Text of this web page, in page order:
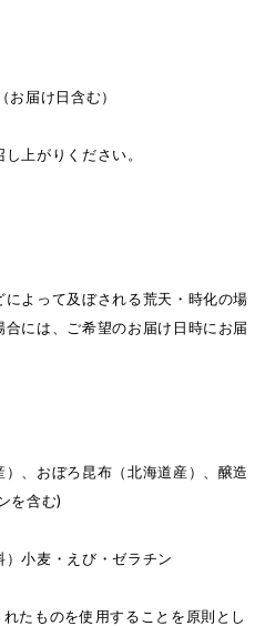
お届け日含む）
上がりください。
よって及ぼされる荒天・時化の場
には、ご希望のお届け日時にお届
、おぼろ昆布（北海道産）、醸造
を含む)
）小麦・えび・ゼラチン
たものを使用することを原則とし